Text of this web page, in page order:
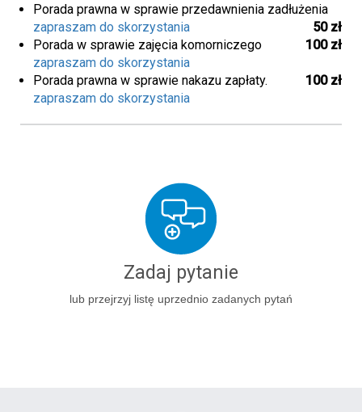
Porada prawna w sprawie przedawnienia zadłużenia
50 zł
zapraszam do skorzystania
Porada w sprawie zajęcia komorniczego
100 zł
zapraszam do skorzystania
Porada prawna w sprawie nakazu zapłaty.
100 zł
zapraszam do skorzystania
Zadaj pytanie
lub przejrzyj listę uprzednio zadanych pytań